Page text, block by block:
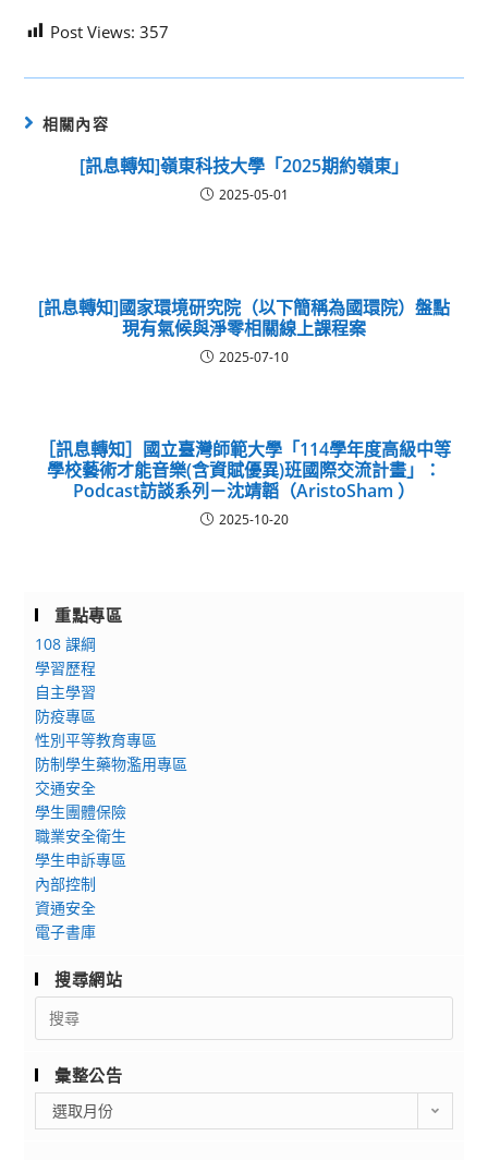
Post Views: 357
相關內容
[訊息轉知]嶺東科技大學「2025期約嶺東」
2025-05-01
[訊息轉知]國家環境研究院（以下簡稱為國環院）盤點
現有氣候與淨零相關線上課程案
2025-07-10
［訊息轉知］國立臺灣師範大學「114學年度高級中等
學校藝術才能音樂(含資賦優異)班國際交流計畫」：
Podcast訪談系列－沈靖韜（AristoSham ）
2025-10-20
重點專區
108 課綱
學習歷程
自主學習
防疫專區
性別平等教育專區
防制學生藥物濫用專區
交通安全
學生團體保險
職業安全衛生
學生申訴專區
內部控制
資通安全
電子書庫
搜尋網站
Search
for:
彙整公告
整
選取月份